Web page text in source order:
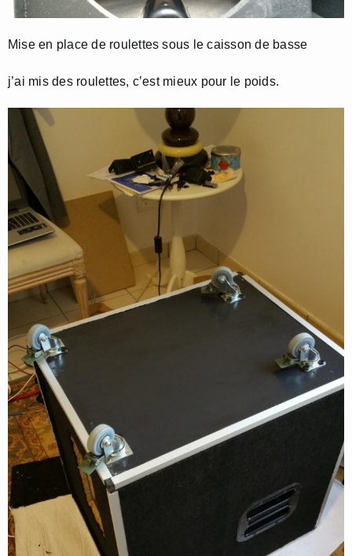
Mise en place de roulettes sous le caisson de basse
j’ai mis des roulettes, c’est mieux pour le poids.